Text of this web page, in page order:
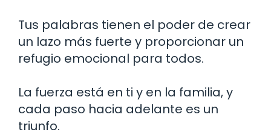
Tus palabras tienen el poder de crear
un lazo más fuerte y proporcionar un
refugio emocional para todos.
La fuerza está en ti y en la familia, y
cada paso hacia adelante es un
triunfo.